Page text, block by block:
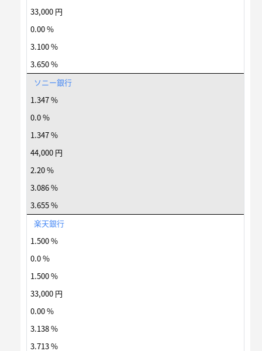
33,000 円
0.00 %
3.100 %
3.650 %
ソニー銀行
1.347 %
0.0 %
1.347 %
44,000 円
2.20 %
3.086 %
3.655 %
楽天銀行
1.500 %
0.0 %
1.500 %
33,000 円
0.00 %
3.138 %
3.713 %